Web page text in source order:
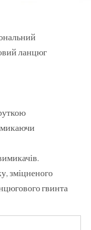
ланцюг
зміцненого
гвинта